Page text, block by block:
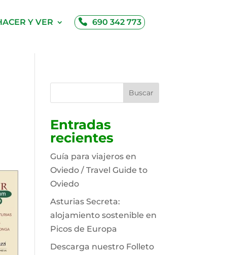
Y VER 690 342 773
Buscar
Entradas
recientes
Guía para viajeros en
Oviedo / Travel Guide to
Oviedo
Asturias Secreta:
alojamiento sostenible en
Picos de Europa
Descarga nuestro Folleto